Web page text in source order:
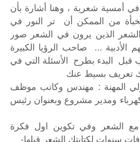
في أمسية شعرية ، وهنا أشارة بأن
من الممكن أن تر النور في
الشعر الذين يرون في الشعر صور
الأدبية ... صاحب الرؤيا الكبيرة
قبل البدء بطرح الأسئلة التي في
تعريف بسيط عنك
المهنة : مهندس وكاتب موظف
ومدير مشروع وبعنوان رئيس
مع الشعر وفي تكوين اول فكرة
سنوات لكتابتك الشعر قبلها-